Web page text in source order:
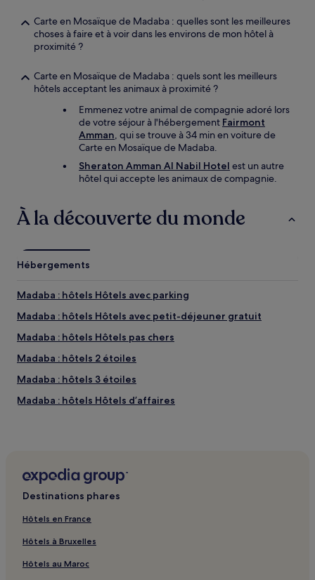
Carte en Mosaïque de Madaba : quelles sont les meilleures
choses à faire et à voir dans les environs de mon hôtel à
proximité ?
Carte en Mosaïque de Madaba : quels sont les meilleurs
hôtels acceptant les animaux à proximité ?
Emmenez votre animal de compagnie adoré lors
de votre séjour à l'hébergement Fairmont
Amman, qui se trouve à 34 min en voiture de
Carte en Mosaïque de Madaba.
Sheraton Amman Al Nabil Hotel est un autre
hôtel qui accepte les animaux de compagnie.
À la découverte du monde
Hébergements
Madaba : hôtels Hôtels avec parking
Madaba : hôtels Hôtels avec petit-déjeuner gratuit
Madaba : hôtels Hôtels pas chers
Madaba : hôtels 2 étoiles
Madaba : hôtels 3 étoiles
Madaba : hôtels Hôtels d’affaires
Destinations phares
Hôtels en France
Hôtels à Bruxelles
Hôtels au Maroc